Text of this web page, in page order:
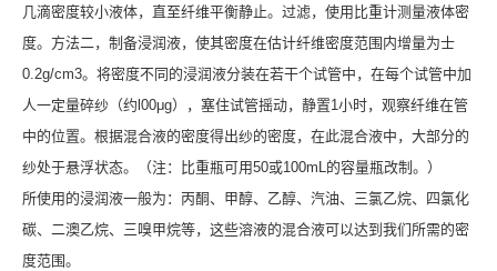
几滴密度较小液体，直至纤维平衡静止。过滤，使用比重计测量液体密
度。方法二，制备浸润液，使其密度在估计纤维密度范围内增量为士
0.2g/cm3。将密度不同的浸润液分装在若干个试管中，在每个试管中加
人一定量碎纱（约l00μɡ），塞住试管摇动，静置1小时，观察纤维在管
中的位置。根据混合液的密度得出纱的密度，在此混合液中，大部分的
纱处于悬浮状态。（注：比重瓶可用50或100mL的容量瓶改制。）
所使用的浸润液一般为：丙酮、甲醇、乙醇、汽油、三氯乙烷、四氯化
碳、二澳乙烷、三嗅甲烷等，这些溶液的混合液可以达到我们所需的密
度范围。